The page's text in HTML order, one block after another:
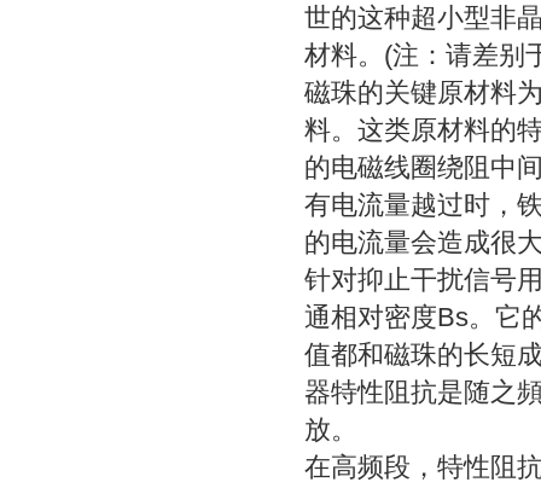
世的这种超小型非
材料。 (注：请差别
磁珠的关键原材料
料。这类原材料的
的电磁线圈绕阻中
有电流量越过时，
的电流量会造成很
针对抑止干扰信号
通相对密度Bs。它
值都和磁珠的长短
器特性阻抗是随之
放。
在高频段，特性阻